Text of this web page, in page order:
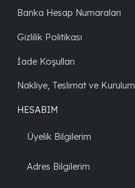
Banka Hesap Numaraları
Gizlilik Politikası
İade Koşulları
Nakliye, Teslimat ve Kurulum
HESABIM
Üyelik Bilgilerim
Adres Bilgilerim